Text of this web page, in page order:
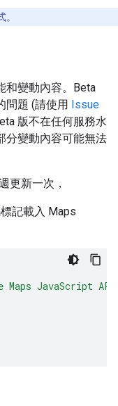
和變動內容。Beta
問題 (請使用 Issue
版不在任何服務水
分變動內容可能無法
更新一次，
記載入 Maps
Maps JavaScript